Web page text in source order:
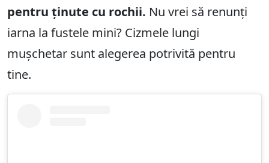
pentru ținute cu rochii. Nu vrei să renunți
iarna la fustele mini? Cizmele lungi
mușchetar sunt alegerea potrivită pentru
tine.